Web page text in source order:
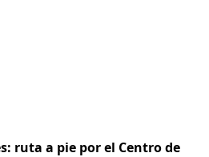
ruta a pie por el Centro de